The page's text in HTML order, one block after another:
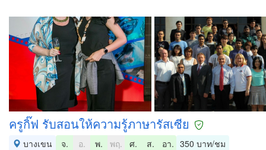
ครูกิ๊ฟ รับสอนให้ความรู้ภาษารัสเซีย
บางเขน จ. อ. พ. พฤ. ศ. ส. อา. 350 บาท/ชม